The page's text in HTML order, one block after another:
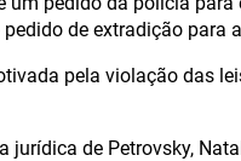
de extradição para
pela violação das
jurídica de Petrovsky,